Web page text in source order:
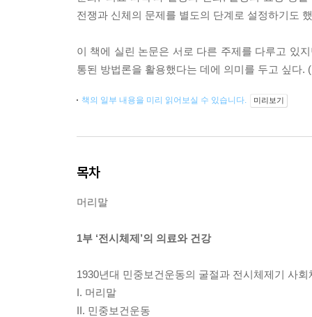
전쟁과 신체의 문제를 별도의 단계로 설정하기도
이 책에 실린 논문은 서로 다른 주제를 다루고 있
통된 방법론을 활용했다는 데에 의미를 두고 싶다.
책의 일부 내용을 미리 읽어보실 수 있습니다. 미리보기
목차
머리말
1부 ‘전시체제’의 의료와 건강
1930년대 민중보건운동의 굴절과 전시체제기 사
I. 머리말
II. 민중보건운동